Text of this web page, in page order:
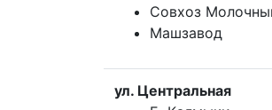
Совхоз
Машзавод
ул. Центральная